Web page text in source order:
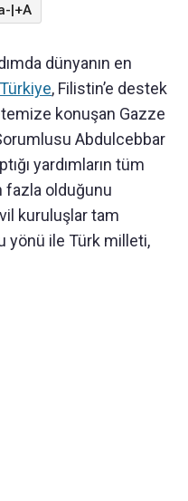
|+A
dünyanın en
Türkiye, Filistin’e destek
konuşan Gazze
Abdulcebbar
yardımların tüm
fazla olduğunu
kuruluşlar tam
yönü ile Türk milleti,